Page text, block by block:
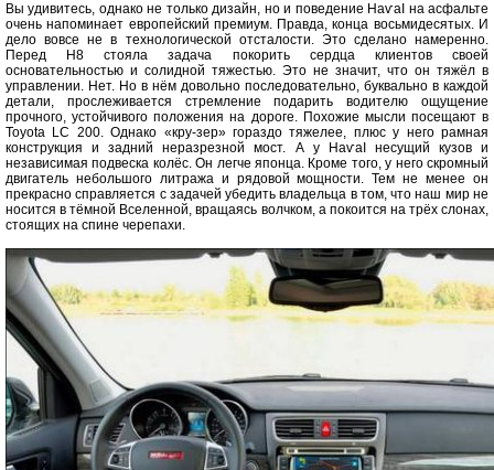
Вы удивитесь, однако не только дизайн, но и поведение НаѵаІ на асфальте
очень напоминает европейский премиум. Правда, конца восьмидесятых. И
дело вовсе не в технологической отсталости. Это сделано намеренно.
Перед Н8 стояла задача покорить сердца клиентов своей
основательностью и солидной тяжестью. Это не значит, что он тяжёл в
управлении. Нет. Но в нём довольно последовательно, буквально в каждой
детали, прослеживается стремление подарить водителю ощущение
прочного, устойчивого положения на дороге. Похожие мысли посещают в
Toyota LC 200. Однако «кру-зер» гораздо тяжелее, плюс у него рамная
конструкция и задний неразрезной мост. А у НаѵаІ несущий кузов и
независимая подвеска колёс. Он легче японца. Кроме того, у него скромный
двигатель небольшого литража и рядовой мощности. Тем не менее он
прекрасно справляется с задачей убедить владельца в том, что наш мир не
носится в тёмной Вселенной, вращаясь волчком, а покоится на трёх слонах,
стоящих на спине черепахи.